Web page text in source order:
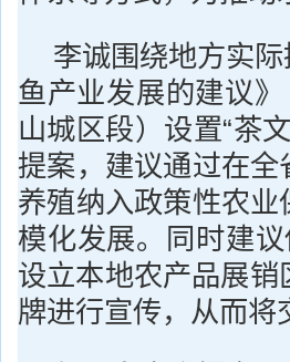
李诚围绕地方实
鱼产业发展的建议
山城区段）设置“茶
提案，建议通过在
养殖纳入政策性农
模化发展。同时建
设立本地农产品展销
牌进行宣传，从而将